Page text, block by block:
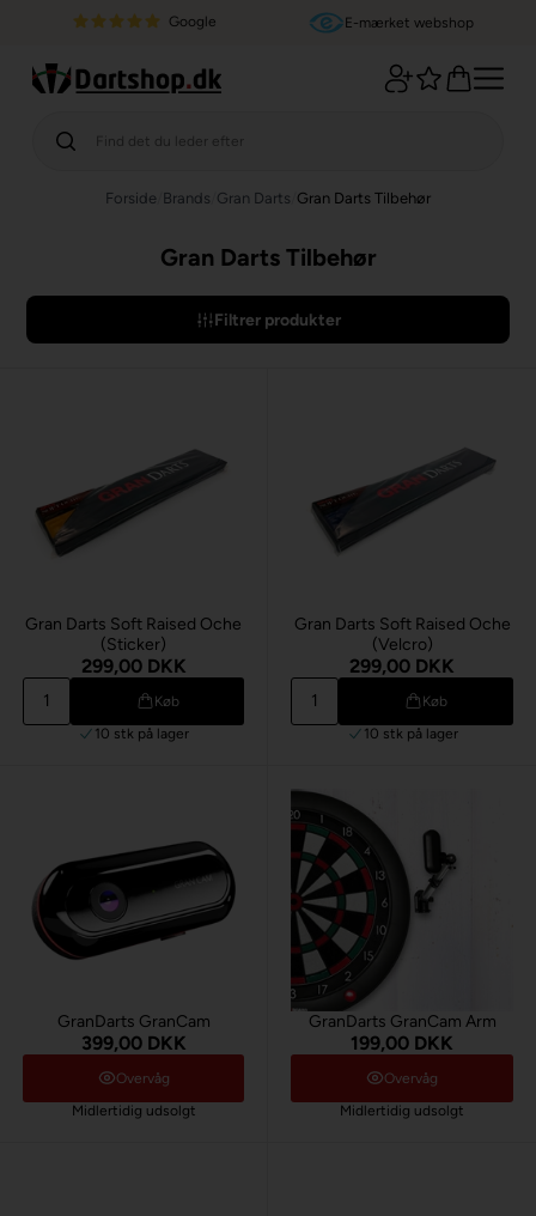
Google E-mærket webshop
Forside Brands Gran Darts Gran Darts Tilbehør
Gran Darts Tilbehør
Filtrer produkter
Gran Darts Soft Raised Oche
(Sticker)
299,00 DKK
Køb
10 stk på lager
Gran Darts Soft Raised Oche
(Velcro)
299,00 DKK
Køb
10 stk på lager
GranDarts GranCam
399,00 DKK
Overvåg
Midlertidig udsolgt
GranDarts GranCam Arm
199,00 DKK
Overvåg
Midlertidig udsolgt